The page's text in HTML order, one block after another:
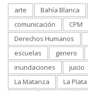
arte Bahía Blanca
comunicación
CPM
Derechos Humanos
escuelas
genero
inundaciones
juicio
La Matanza
La Plata